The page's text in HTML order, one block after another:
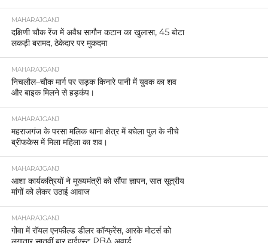
MAHARAJGANJ
दक्षिणी चौक रेंज में अवैध सागौन कटान का खुलासा, 45 बोटा
लकड़ी बरामद, ठेकेदार पर मुकदमा
MAHARAJGANJ
निचलौल–चौक मार्ग पर सड़क किनारे पानी में युवक का शव
और बाइक मिलने से हड़कंप।
MAHARAJGANJ
महराजगंज के परसा मलिक थाना क्षेत्र में बघेला पुल के नीचे
ब्रीफकेस में मिला महिला का शव।
MAHARAJGANJ
आशा कार्यकत्रियों ने मुख्यमंत्री को सौंपा ज्ञापन, सात सूत्रीय
मांगों को लेकर उठाई आवाज
MAHARAJGANJ
गोवा में रॉयल एनफील्ड डीलर कॉन्फ्रेंस, आरके मोटर्स को